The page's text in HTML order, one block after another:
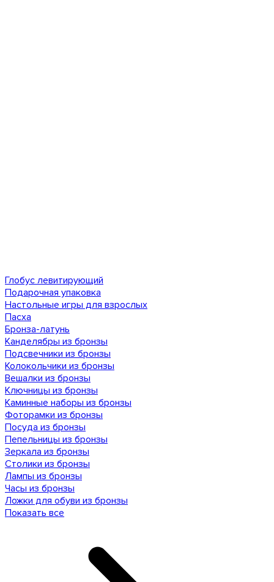
Глобус левитирующий
Подарочная упаковка
Настольные игры для взрослых
Пасха
Бронза-латунь
Канделябры из бронзы
Подсвечники из бронзы
Колокольчики из бронзы
Вешалки из бронзы
Ключницы из бронзы
Каминные наборы из бронзы
Фоторамки из бронзы
Посуда из бронзы
Пепельницы из бронзы
Зеркала из бронзы
Столики из бронзы
Лампы из бронзы
Часы из бронзы
Ложки для обуви из бронзы
Показать все